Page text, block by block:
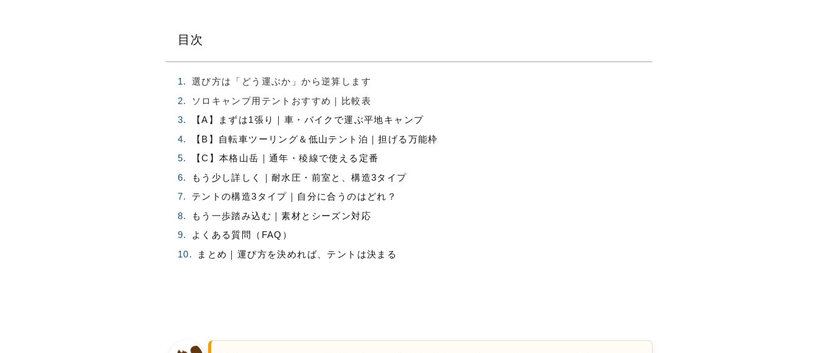
目次
選び方は「どう運ぶか」から逆算します
ソロキャンプ用テントおすすめ｜比較表
【A】まずは1張り｜車・バイクで運ぶ平地キャンプ
【B】自転車ツーリング＆低山テント泊｜担げる万能枠
【C】本格山岳｜通年・稜線で使える定番
もう少し詳しく｜耐水圧・前室と、構造3タイプ
テントの構造3タイプ｜自分に合うのはどれ？
もう一歩踏み込む｜素材とシーズン対応
よくある質問（FAQ）
まとめ｜運び方を決めれば、テントは決まる